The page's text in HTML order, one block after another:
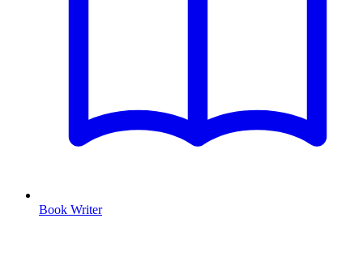
Book Writer